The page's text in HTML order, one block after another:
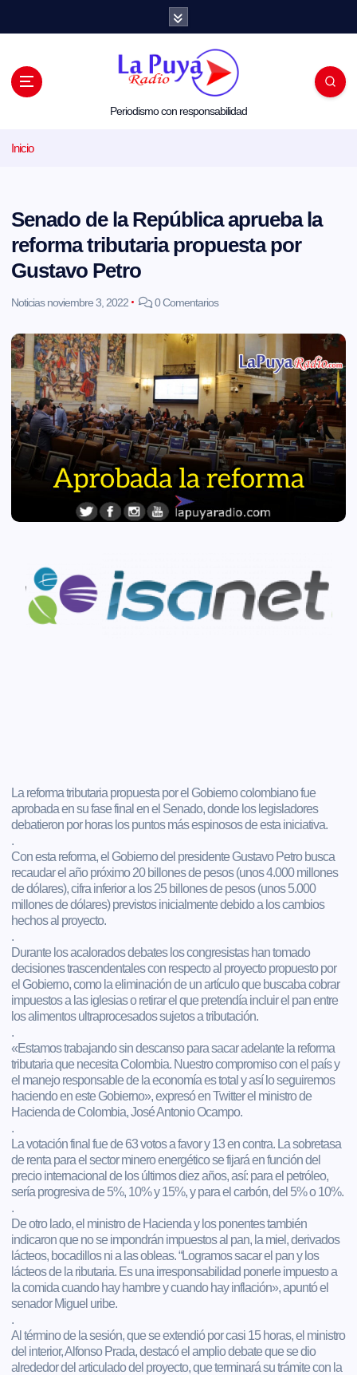
l
Periodismo con responsabilidad
Inicio
Senado de la República aprueba la
reforma tributaria propuesta por
Gustavo Petro
Noticias noviembre 3, 2022 0 Comentarios
La reforma tributaria propuesta por el Gobierno colombiano fue
aprobada en su fase final en el Senado, donde los legisladores
debatieron por horas los puntos más espinosos de esta iniciativa.
.
Con esta reforma, el Gobierno del presidente Gustavo Petro busca
recaudar el año próximo 20 billones de pesos (unos 4.000 millones
de dólares), cifra inferior a los 25 billones de pesos (unos 5.000
millones de dólares) previstos inicialmente debido a los cambios
hechos al proyecto.
.
Durante los acalorados debates los congresistas han tomado
decisiones trascendentales con respecto al proyecto propuesto por
el Gobierno, como la eliminación de un artículo que buscaba cobrar
impuestos a las iglesias o retirar el que pretendía incluir el pan entre
los alimentos ultraprocesados sujetos a tributación.
.
«Estamos trabajando sin descanso para sacar adelante la reforma
tributaria que necesita Colombia. Nuestro compromiso con el país y
el manejo responsable de la economía es total y así lo seguiremos
haciendo en este Gobierno», expresó en Twitter el ministro de
Hacienda de Colombia, José Antonio Ocampo.
.
La votación final fue de 63 votos a favor y 13 en contra. La sobretasa
de renta para el sector minero energético se fijará en función del
precio internacional de los últimos diez años, así: para el petróleo,
sería progresiva de 5%, 10% y 15%, y para el carbón, del 5% o 10%.
.
De otro lado, el ministro de Hacienda y los ponentes también
indicaron que no se impondrán impuestos al pan, la miel, derivados
lácteos, bocadillos ni a las obleas. “Logramos sacar el pan y los
lácteos de la ributaria. Es una irresponsabilidad ponerle impuesto a
la comida cuando hay hambre y cuando hay inflación», apuntó el
senador Miguel uribe.
.
Al término de la sesión, que se extendió por casi 15 horas, el ministro
del interior, Alfonso Prada, destacó el amplio debate que se dio
alrededor del articulado del proyecto, que terminará su trámite con la